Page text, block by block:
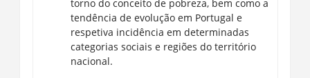
torno do conceito de pobreza, bem como a
tendência de evolução em Portugal e
respetiva incidência em determinadas
categorias sociais e regiões do território
nacional.